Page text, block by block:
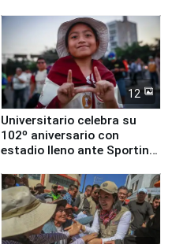
12
Universitario celebra su
102º aniversario con
estadio lleno ante Sporting